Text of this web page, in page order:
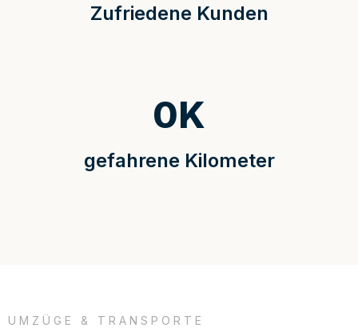
Zufriedene Kunden
gefahrene Kilometer
0K
UMZÜGE & TRANSPORTE